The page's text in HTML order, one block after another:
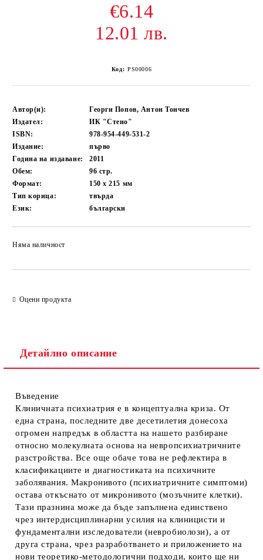
€6.14
12.01 лв.
Код: PS00006
Автор(и):
Георги Попов, Антон Тончев
Издател:
ИК "Стено"
ISBN:
978-954-449-531-2
Издание:
първо
Година на издаване:
2011
Обем:
96 стр.
Формат:
150 x 215 мм
Тип корица:
твърда
Език:
български
Няма наличност
Оцени продукта
Детайлно описание
Въведение
Клиничната психиатрия е в концептуална криза. От
една страна, последните две десетилетия донесоха
огромен напредък в областта на нашето разбиране
относно молекулната основа на невропсихиатричните
разстройства. Все още обаче това не рефлектира в
класификациите и диагностиката на психичните
заболявания. Макронивото (психиатричните симптоми)
остава откъснато от микронивото (мозъчните клетки).
Тази празнина може да бъде запълнена единствено
чрез интердисциплинарни усилия на клиницисти и
фундаментални изследователи (невробиолози), а от
друга страна, чрез разработването и приложението на
нови теоретико-методологични подходи, които ще ни